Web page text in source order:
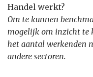
Handel werkt?
Om te kunnen
mogelijk om inzicht te
het aantal werkenden
andere sectoren.